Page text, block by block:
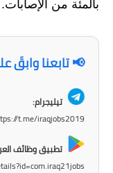
بالمئة من الإصابات.
📢 تابعنا وابقَ
تيليجرام:
t.me/iraqjobs2019
تطبيق وظائف